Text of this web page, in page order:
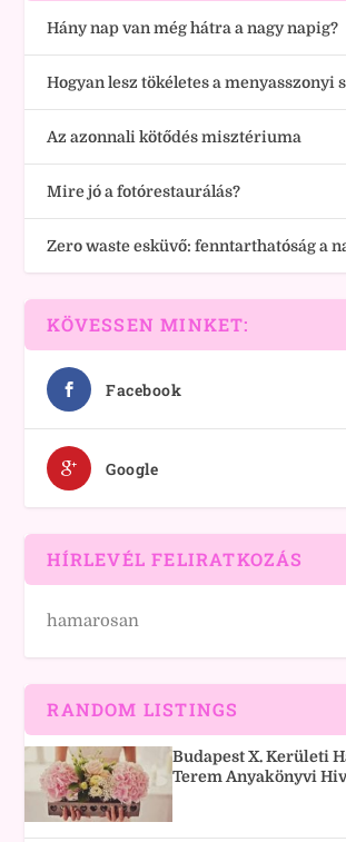
Hány nap van még hátra a nagy napig?
Hogyan lesz tökéletes a menyasszonyi
Az azonnali kötődés misztériuma
Mire jó a fotórestaurálás?
Zero waste esküvő: fenntarthatóság a
KÖVESSEN MINKET:
Facebook
Google
HÍRLEVÉL FELIRATKOZÁS
hamarosan
RANDOM LISTINGS
Budapest X. Kerületi
Terem Anyakönyvi